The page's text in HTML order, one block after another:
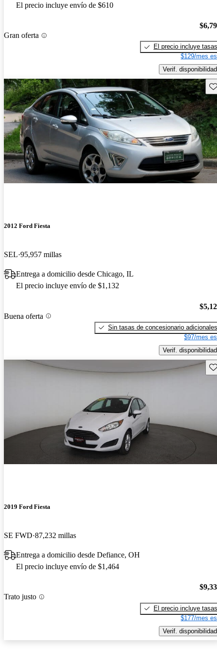
El precio incluye envío de $610
Gran oferta
El precio incluye tasas
$129/mes
Verif. disponibilidad
2012 Ford Fiesta
SEL 95,957 millas
Entrega a domicilio desde Chicago, IL
El precio incluye envío de $1,132
Buena oferta
Sin tasas de concesionario adicionales
$97/mes
Verif. disponibilidad
2019 Ford Fiesta
SE FWD 87,232 millas
Entrega a domicilio desde Defiance, OH
El precio incluye envío de $1,464
Trato justo
El precio incluye tasas
$177/mes
Verif. disponibilidad